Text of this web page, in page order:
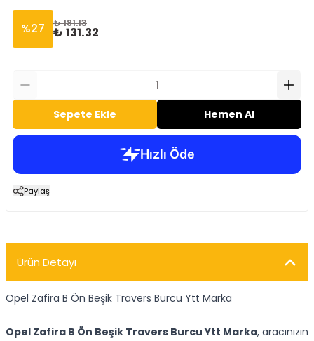
%27 ₺ 181.13
₺ 131.32
Sepete Ekle Hemen Al
Paylaş
Ürün Detayı
Opel Zafira B Ön Beşik Travers Burcu Ytt Marka
Opel Zafira B Ön Beşik Travers Burcu Ytt Marka, aracınızın